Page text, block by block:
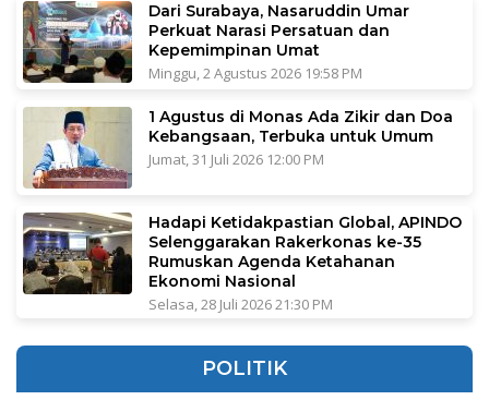
Dari Surabaya, Nasaruddin Umar
Perkuat Narasi Persatuan dan
Kepemimpinan Umat
Minggu, 2 Agustus 2026 19:58 PM
1 Agustus di Monas Ada Zikir dan Doa
Kebangsaan, Terbuka untuk Umum
Jumat, 31 Juli 2026 12:00 PM
Hadapi Ketidakpastian Global, APINDO
Selenggarakan Rakerkonas ke-35
Rumuskan Agenda Ketahanan
Ekonomi Nasional
Selasa, 28 Juli 2026 21:30 PM
POLITIK